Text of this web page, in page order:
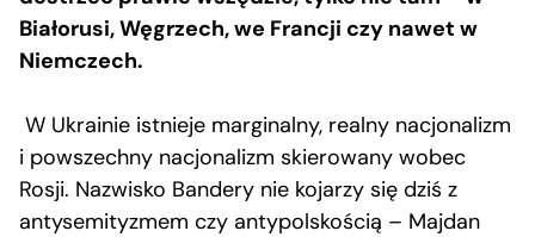
Białorusi, Węgrzech, we Francji czy nawet w
Niemczech.
W Ukrainie istnieje marginalny, realny nacjonalizm
i powszechny nacjonalizm skierowany wobec
Rosji. Nazwisko Bandery nie kojarzy się dziś z
antysemityzmem czy antypolskością – Majdan